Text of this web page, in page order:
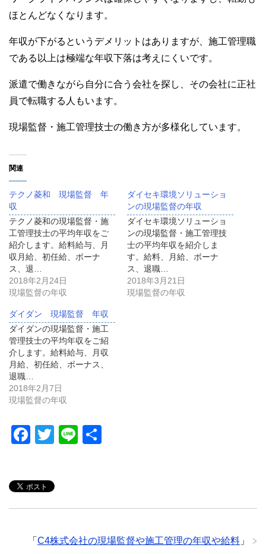
ほとんどなくなります。
年収が下がるというデメリットはありますが、施工管理職
である以上は極端な年収下落は考えにくいです。
派遣で働きながら自分に合う会社を探し、その会社に正社
員で転職する人もいます。
現場監督・施工管理技士の働き方が多様化しています。
関連
テクノ菱和 現場監督 年
収
テクノ菱和の現場監督・施
工管理技士の平均年収をご
紹介します。給料給与、月
収月給、初任給、ボーナ
ス、退…
2018年2月24日
現場監督の年収
ダイセキ環境ソリューショ
ンの現場監督の年収
ダイセキ環境ソリューショ
ンの現場監督・施工管理技
士の平均年収を紹介しま
す。給料、月給、ボーナ
ス、退職…
2018年3月21日
現場監督の年収
ダイダン 現場監督 年収
ダイダンの現場監督・施工
管理技士の平均年収をご紹
介します。給料給与、月収
月給、初任給、ボーナス、
退職…
2018年2月7日
現場監督の年収
F
e
b
o
T
er
Li
「 C4株式会社の現場監督や施工管理の年収や給料 」